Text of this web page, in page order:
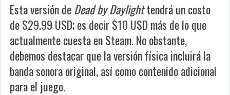
Esta versión deDead by Daylighttendrá un costo
de $29.99 USD; es decir $10 USD más de lo que
actualmente cuesta en Steam. No obstante,
debemos destacar que la versión física incluirá la
banda sonora original, así como contenido adicional
para el juego.